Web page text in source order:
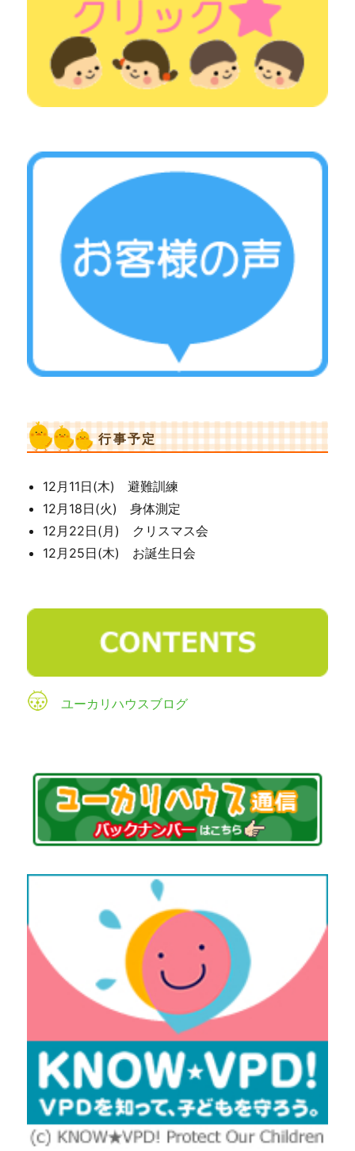
行事予定
12月11日(木) 避難訓練
12月18日(火) 身体測定
12月22日(月) クリスマス会
12月25日(木) お誕生日会
ユーカリハウスブログ